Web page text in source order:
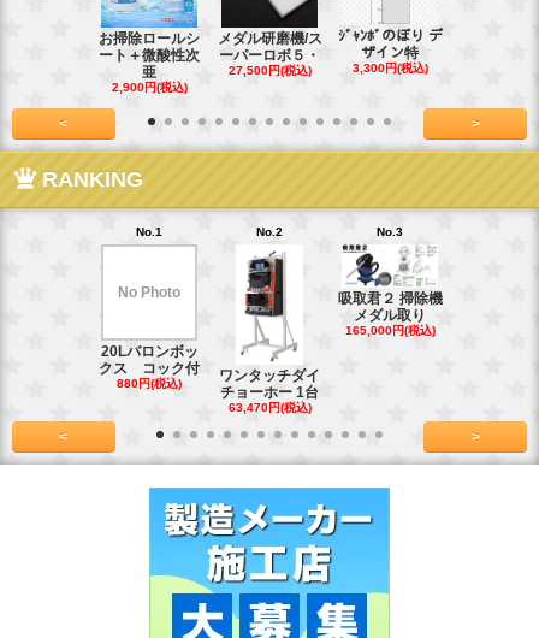
お掃除ロールシ
ート＋微酸性次
亜
2,900円(税込)
メダル研磨機/ス
ーパーロボ５・
27,500円(税込)
ｼﾞｬﾝﾎﾞのぼり デ
ザイン特
3,300円(税込)
< >
RANKING
No.1
No Photo
20Lバロンボッ
クス コック付
880円(税込)
No.2
ワンタッチダイ
チョーホー 1台
63,470円(税込)
No.3
吸取君２ 掃除機
メダル取り
165,000円(税込)
< >